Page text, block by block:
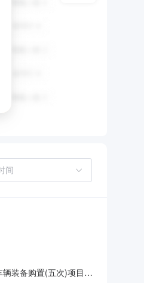
装备购置(五次)项目编